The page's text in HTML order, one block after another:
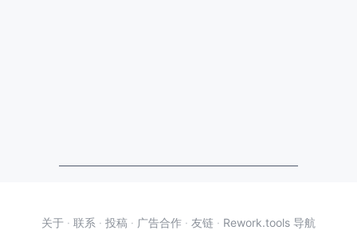
关于 · 联系 · 投稿 · 广告合作 · 友链 · Rework.tools 导航